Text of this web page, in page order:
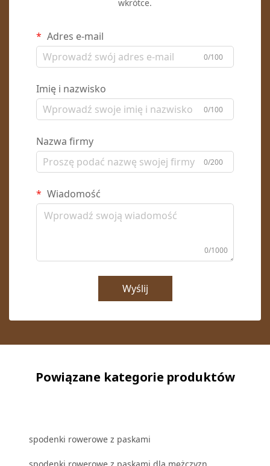
wkrótce.
Adres e-mail
0/100
Imię i nazwisko
0/100
Nazwa firmy
0/200
Wiadomość
0/1000
Wyślij
Powiązane kategorie produktów
spodenki rowerowe z paskami